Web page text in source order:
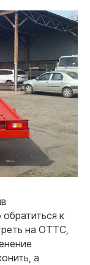
к
на ОТТС,
а